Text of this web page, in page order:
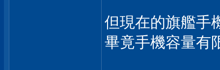
但現在的旗艦手
畢竟手機容量有